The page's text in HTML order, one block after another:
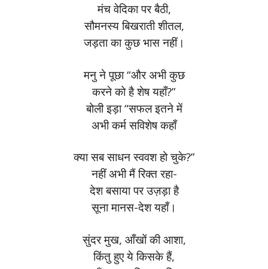
मंच वेदिका पर बैठी,
सौमनस्य बिखराती शीतल,
जड़ता का कुछ भास नहीं।
मनु ने पूछा “और अभी कुछ
करने को है शेष यहाँ?”
बोली इड़ा “सफल इतने में
अभी कर्म सविशेष कहाँ
क्या सब साधन स्ववश हो चुके?”
नहीं अभी मैं रिक्त रहा-
देश बसाया पर उज़ड़ा है
सूना मानस-देश यहाँ।
सुंदर मुख, आँखों की आशा,
किंतु हुए ये किसके हैं,